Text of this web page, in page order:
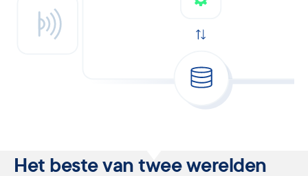
Het beste van twee werelden